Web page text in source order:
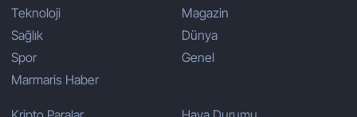
Teknoloji
Sağlık
Spor
Marmaris Haber
Magazin
Dünya
Genel